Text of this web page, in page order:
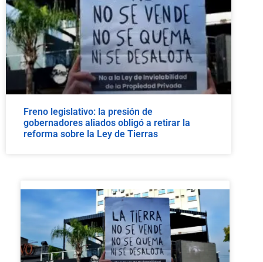
Freno legislativo: la presión de
gobernadores aliados obligó a retirar la
reforma sobre la Ley de Tierras